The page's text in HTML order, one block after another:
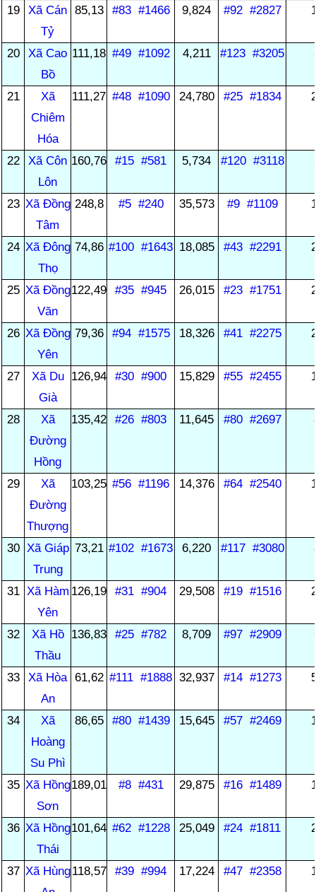
19
Xã Cán
Tỷ
85,13 #83 #1466 9,824 #92 #2827
20
Xã Cao
Bồ
111,18 #49 #1092 4,211 #123 #3205
21
Xã
Chiêm
Hóa
111,27 #48 #1090 24,780 #25 #1834
22
Xã Côn
Lôn
160,76 #15 #581 5,734 #120 #3118
23 Xã Đồng
Tâm
248,8 #5 #240 35,573 #9 #1109
24 Xã Đông
Thọ
74,86 #100 #1643 18,085 #43 #2291
25 Xã Đồng
Văn
122,49 #35 #945 26,015 #23 #1751
26 Xã Đồng
Yên
79,36 #94 #1575 18,326 #41 #2275
27
Xã Du
Già
126,94 #30 #900 15,829 #55 #2455
28
Xã
Đường
Hồng
135,42 #26 #803 11,645 #80 #2697
29
Xã
Đường
Thượng
103,25 #56 #1196 14,376 #64 #2540
30 Xã Giáp
Trung
73,21 #102 #1673 6,220 #117 #3080
31 Xã Hàm
Yên
126,19 #31 #904 29,508 #19 #1516
32
Xã Hồ
Thầu
136,83 #25 #782 8,709 #97 #2909
33
Xã Hòa
An
61,62 #111 #1888 32,937 #14 #1273
34
Xã
Hoàng
Su Phì
86,65 #80 #1439 15,645 #57 #2469
35 Xã Hồng
Sơn
189,01 #8 #431 29,875 #16 #1489
36 Xã Hồng
Thái
101,64 #62 #1228 25,049 #24 #1811
37 Xã Hùng118,57 #39 #994 17,224 #47 #2358